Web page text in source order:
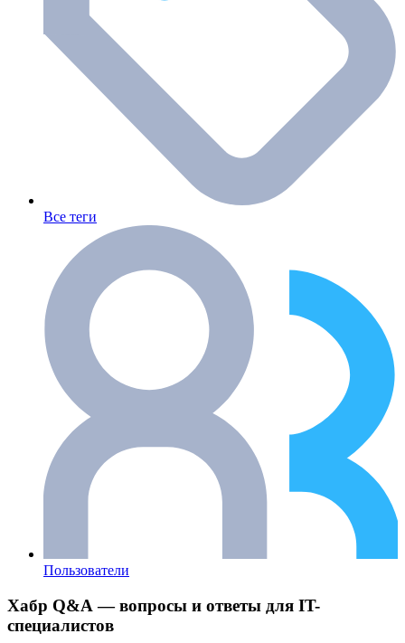
Все теги
Пользователи
Хабр Q&A — вопросы и ответы для IT-
специалистов